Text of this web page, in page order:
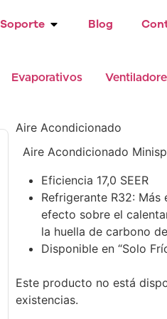
Soporte Blog
Evaporativos
Aire Acondicionado
Aire Acondicionado
Eficiencia 17,0 SEER
Refrigerante R32:
efecto sobre el
la huella de carbono
Disponible en “Solo
Este producto no está
existencias.